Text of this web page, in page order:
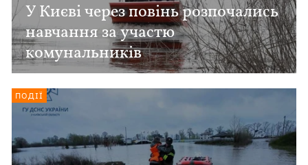
У Києві через повінь розпочались
навчання за участю
комунальників
ПОДІЇ